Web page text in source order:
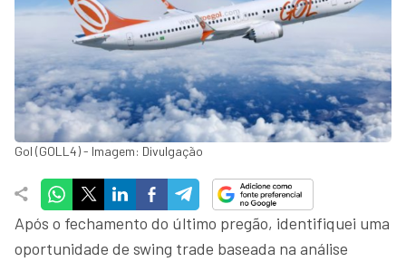
Gol (GOLL4) - Imagem: Divulgação
Após o fechamento do último pregão, identifiquei uma
oportunidade de swing trade baseada na análise